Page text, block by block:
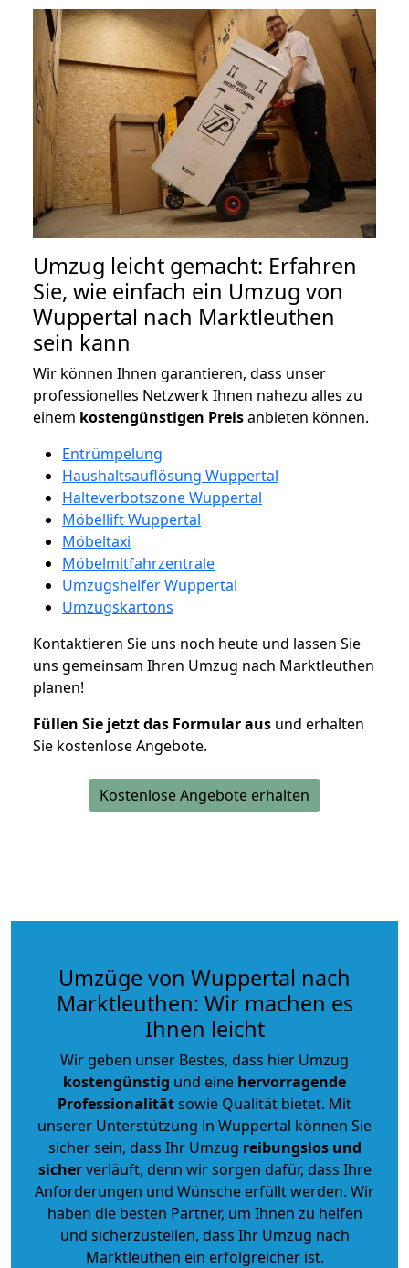
Umzug leicht gemacht: Erfahren
Sie, wie einfach ein Umzug von
Wuppertal nach Marktleuthen
sein kann
Wir können Ihnen garantieren, dass unser
professionelles Netzwerk Ihnen nahezu alles zu
einem kostengünstigen Preisanbieten können.
Entrümpelung
Haushaltsauflösung Wuppertal
Halteverbotszone Wuppertal
Möbellift Wuppertal
Möbeltaxi
Möbelmitfahrzentrale
Umzugshelfer Wuppertal
Umzugskartons
Kontaktieren Sie uns noch heute und lassen Sie
uns gemeinsam Ihren Umzug nach Marktleuthen
planen!
Füllen Sie jetzt das Formular aus und erhalten
Sie kostenlose Angebote.
Kostenlose Angebote erhalten
Umzüge von Wuppertal nach
Marktleuthen: Wir machen es
Ihnen leicht
Wir geben unser Bestes, dass hier Umzug
kostengünstig und eine hervorragende
Professionalitätsowie Qualität bietet. Mit
unserer Unterstützung in Wuppertal können Sie
sicher sein, dass Ihr Umzug reibungslos und
sicherverläuft, denn wir sorgen dafür, dass Ihre
Anforderungen und Wünsche erfüllt werden. Wir
haben die besten Partner, um Ihnen zu helfen
und sicherzustellen, dass Ihr Umzug nach
Marktleuthen ein erfolgreicher ist.